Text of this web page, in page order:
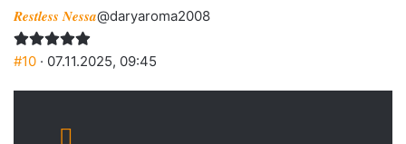
𝑹𝒆𝒔𝒕𝒍𝒆𝒔𝒔 𝑵𝒆𝒔𝒔𝒂@daryaroma2008
#10 · 07.11.2025, 09:45